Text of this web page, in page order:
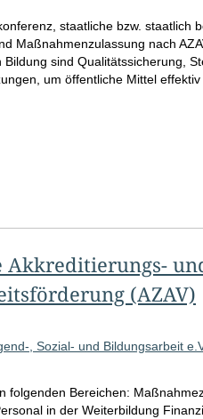
staatliche bzw. staatlich
Maßnahmenzulassung nach
sind Qualitätssicherung,
um öffentliche Mittel
Akkreditierungs-
(AZAV)
, Sozial- und Bildungsarbeit
folgenden Bereichen:
in der Weiterbildung